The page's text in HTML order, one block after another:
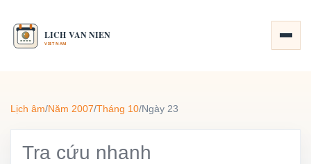
Lịch âm/Năm 2007/Tháng 10/Ngày 23
Tra cứu nhanh